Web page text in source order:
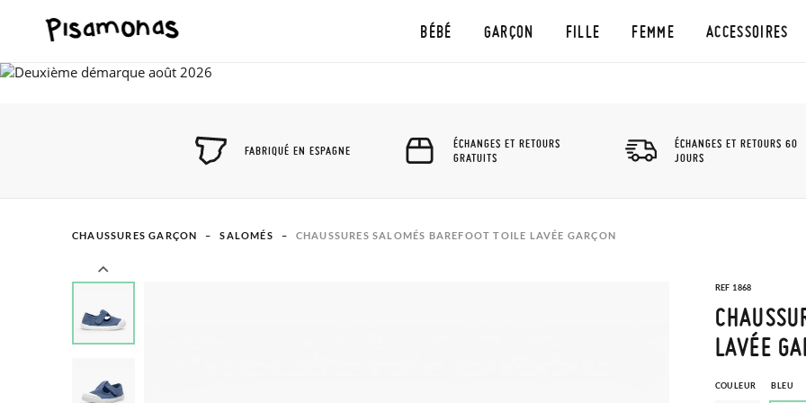
BÉBÉ GARÇON FILLE FEMME ACCESSOIRES
FABRIQUÉ EN ESPAGNE
ÉCHANGES ET RETOURS
GRATUITS
ÉCHANGES ET RETOURS 60
JOURS
CHAUSSURES GARÇON SALOMÉS CHAUSSURES SALOMÉS BAREFOOT TOILE LAVÉE GARÇON
REF 1868
LAVÉE
COULEUR BLEU